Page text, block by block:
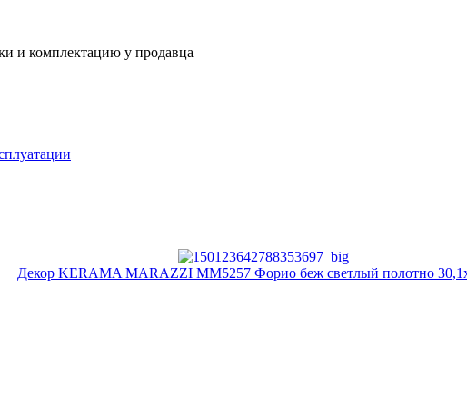
и комплектацию у продавца
Декор KERAMA MARAZZI MM5257 Форио беж светлый полотно